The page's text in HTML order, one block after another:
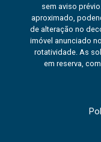
sem aviso
aproximado,
de alteração no
imóvel anunciado
rotatividade. As
em reserva,